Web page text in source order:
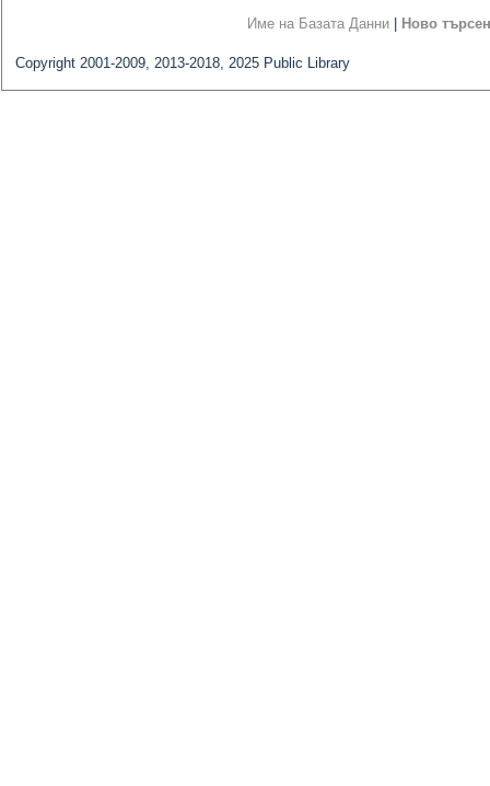
Име на Базата Данни Ново
Copyright 2001-2009, 2013-2018, 2025 Public Library